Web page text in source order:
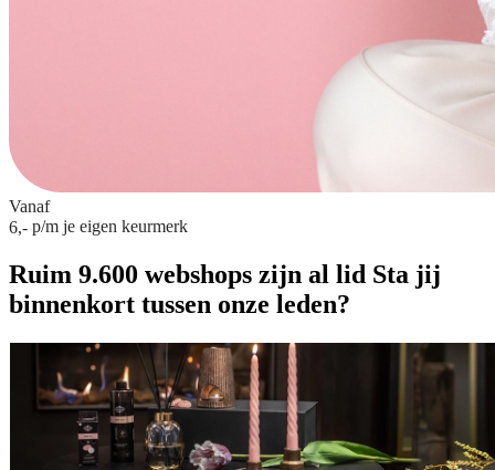
Vanaf
6,- p/m je eigen keurmerk
Ruim 9.600 webshops zijn al lid Sta jij
binnenkort tussen onze leden?